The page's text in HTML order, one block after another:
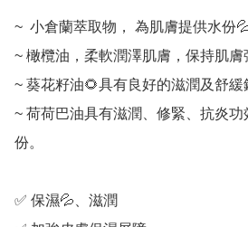
~  小倉蘭萃取物， 為肌膚提供水份
~ 橄欖油，柔軟潤澤肌膚，保持肌膚
~ 葵花籽油🌻具有良好的滋潤及舒緩
~ 荷荷巴油具有滋潤、修緊、抗炎
份。
✅ 保濕💦、滋潤